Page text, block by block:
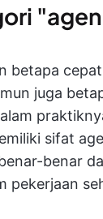
betapa
juga
sifat
benar
pekerjaan